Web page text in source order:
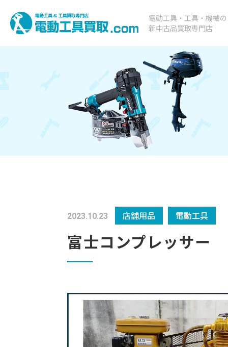
電動工具・工具・機械の
新中古品買取専門店
2023.10.23 店舗用品 電動工具
富士コンプレッサ